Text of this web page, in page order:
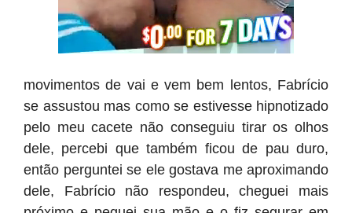
movimentos de vai e vem bem lentos, Fabrício
se assustou mas como se estivesse hipnotizado
pelo meu cacete não conseguiu tirar os olhos
dele, percebi que também ficou de pau duro,
então perguntei se ele gostava me aproximando
dele, Fabrício não respondeu, cheguei mais